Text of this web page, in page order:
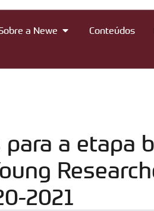
a Newe Conteúdos
a etapa
2021